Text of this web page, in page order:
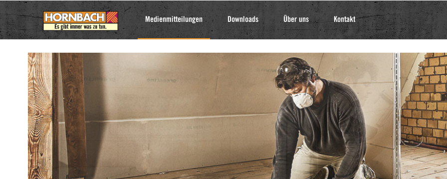
Medienmitteilungen Downloads Über uns Kontakt